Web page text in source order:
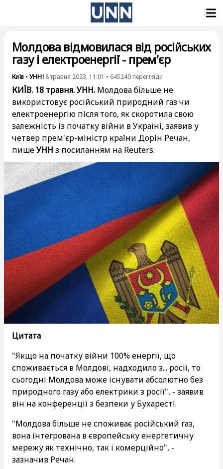
Молдова відмовилася від російських
газу і електроенергії - прем'єр
Київ • УНН18 травня 2023, 11:01 • 645240 перегляди
КИЇВ. 18 травня. УНН. Молдова більше не
використовує російський природний газ чи
електроенергію після того, як скоротила свою
залежність із початку війни в Україні, заявив у
четвер прем'єр-міністр країни Дорін Речан,
пишеУНН з посиланням на Reuters.
Цитата
"Якщо на початку війни 100% енергії, що
споживається в Молдові, надходило з... росії, то
сьогодні Молдова може існувати абсолютно без
природного газу або електрики з росії", - заявив
він на конференції з безпеки у Бухаресті.
"Молдова більше не споживає російський газ,
вона інтегрована в європейську енергетичну
мережу як технічно, так і комерційно", -
зазначив Речан.